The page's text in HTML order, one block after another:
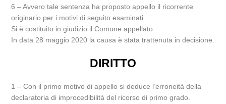
6 – Avvero tale sentenza ha proposto appello il ricorrente
originario per i motivi di seguito esaminati.
Si è costituito in giudizio il Comune appellato.
In data 28 maggio 2020 la causa è stata trattenuta in decisione.
DIRITTO
1 – Con il primo motivo di appello si deduce l’erroneità della
declaratoria di improcedibilità del ricorso di primo grado.